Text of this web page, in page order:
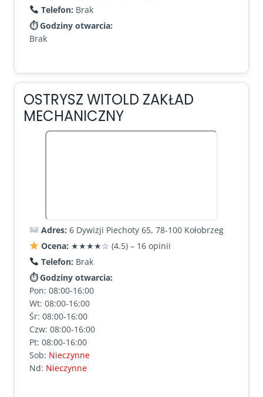
Telefon: Brak
⏱ Godziny otwarcia:
Brak
OSTRYSZ WITOLD ZAKŁAD
MECHANICZNY
Adres: 6 Dywizji Piechoty 65, 78-100 Kołobrzeg
Ocena: ★★★★☆ (4.5) – 16 opinii
Telefon: Brak
⏱ Godziny otwarcia:
Pon: 08:00-16:00
Wt: 08:00-16:00
Śr: 08:00-16:00
Czw: 08:00-16:00
Pt: 08:00-16:00
Sob: Nieczynne
Nd: Nieczynne